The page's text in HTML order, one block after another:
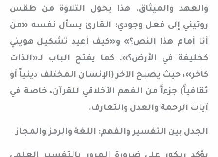
والعهد والميثاق. هذا يحول التلاوة من طقس
روتيني إلى فعل وجودي: القارئ يسأل نفسه «من
أنا أمام هذا النص؟» و«كيف أعيد تشكيل هويتي
كخليفة في الأرض؟». كما يفتح الباب لـ«الذات
كآخر»، حيث يصبح الآخر (الإنسان المختلف دينياً أو
ثقافياً) جزءاً من الفهم الأخلاقي للقرآن، خاصة في
آيات الرحمة والعدل والتعارف.
الجدل بين التفسير والفهم: اللغة والرمز والمجاز